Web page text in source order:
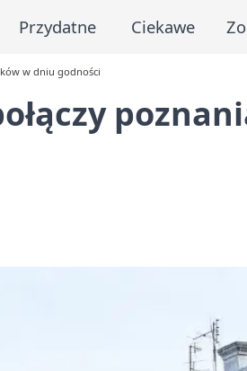
Przydatne Ciekawe
w dniu godności